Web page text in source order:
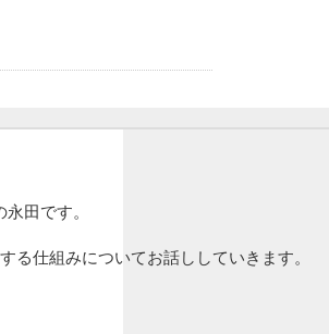
田です。
る仕組みについてお話ししていきます。